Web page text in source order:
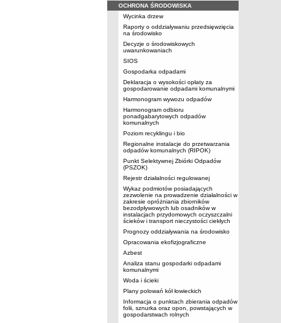
OCHRONA ŚRODOWISKA
Wycinka drzew
Raporty o oddziaływaniu przedsięwzięcia
na środowisko
Decyzje o środowiskowych
uwarunkowaniach
SIOS
Gospodarka odpadami
Deklaracja o wysokości opłaty za
gospodarowanie odpadami komunalnymi
Harmonogram wywozu odpadów
Harmonogram odbioru
ponadgabarytowych odpadów
komunalnych
Poziom recyklingu i bio
Regionalne instalacje do przetwarzania
odpadów komunalnych (RIPOK)
Punkt Selektywnej Zbiórki Odpadów
(PSZOK)
Rejestr działalności regulowanej
Wykaz podmiotów posiadających
zezwolenie na prowadzenie działalności w
zakresie opróżniania zbiorników
bezodpływowych lub osadników w
instalacjach przydomowych oczyszczalni
ścieków i transport nieczystości ciekłych
Prognozy oddziaływania na środowisko
Opracowania ekofizjograficzne
Azbest
Analiza stanu gospodarki odpadami
komunalnymi
Woda i ścieki
Plany polowań kół łowieckich
Informacja o punktach zbierania odpadów
folii, sznurka oraz opon, powstających w
gospodarstwach rolnych